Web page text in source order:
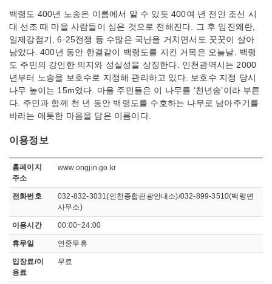
백령도 400년 노송은 이름에서 알 수 있듯 400여 년 전인 조선 시
대 선조 때 마을 사람들이 심은 것으로 전해진다. 그 후 임진왜란,
일제강점기, 6·25전쟁 등 수많은 국난을 거치면서도 꿋꿋이 살아
남았다. 400년 동안 한결같이 백령도를 지킨 거목은 오늘날, 백령
도 주민의 강인한 의지와 성실성을 상징한다. 인천광역시는 2000
년부터 노송을 보호수로 지정해 관리하고 있다. 보호수 지정 당시
나무 높이는 15m였다. 마을 주민들은 이 나무를 ‘천년송’이라 부른
다. 주민과 함께 천 년 동안 백령도를 수호하는 나무로 남아주기를
바라는 애틋한 마음을 담은 이름이다.
이용정보
홈페이지
주소
www.ongjin.go.kr
전화번호
032-832-3031(인천종합관광안내소)/032-899-3510(백령면
사무소)
이용시간 00:00~24:00
휴무일 연중무휴
입장료/이
용료
무료